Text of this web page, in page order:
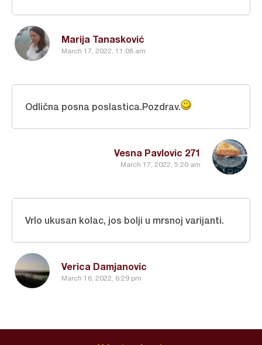
Marija Tanasković
March 17, 2022, 11:08 am
Vesna Pavlovic 271
March 17, 2022, 5:20 am
Odlična posna poslastica.Pozdrav.
Verica Damjanovic
March 16, 2022, 6:29 pm
Vrlo ukusan kolac, jos bolji u mrsnoj varijanti.